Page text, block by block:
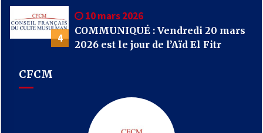
4
10 mars 2026
COMMUNIQUÉ : Vendredi 20 mars
2026 est le jour de l’Aïd El Fitr
CFCM